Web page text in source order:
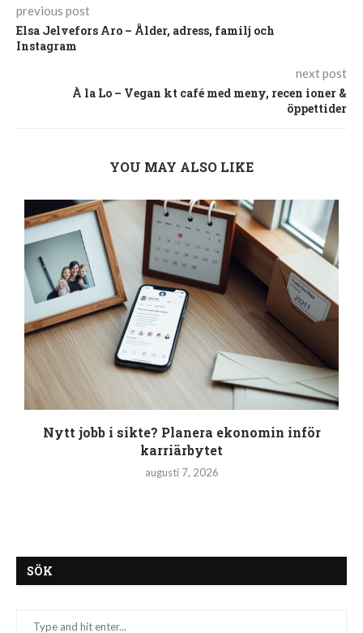
previous post
Elsa Jelvefors Aro – Ålder, adress, familj och
Instagram
next post
À la Lo – Vegan kt café med meny, recen ioner &
öppettider
YOU MAY ALSO LIKE
Nytt jobb i sikte? Planera ekonomin inför
karriärbytet
augusti 7, 2026
SÖK